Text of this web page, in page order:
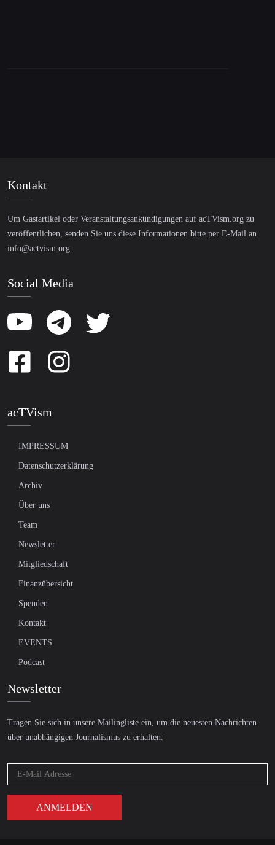
Kontakt
Um Gastartikel oder Veranstaltungsankündigungen auf acTVism.org zu
veröffentlichen, senden Sie uns diese Informationen bitte per E-Mail an
info@actvism.org.
Social Media
acTVism
IMPRESSUM
Datenschutzerklärung
Archiv
Über uns
Team
Newsletter
Mitgliedschaft
Finanzübersicht
Spenden
Kontakt
EVENTS
Podcast
Newsletter
Tragen Sie sich in unsere Mailingliste ein, um die neuesten Nachrichten
über unabhängigen Journalismus zu erhalten: